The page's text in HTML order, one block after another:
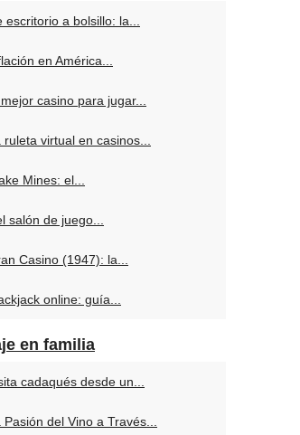
escritorio a bolsillo: la...
en América...
casino para jugar...
ruleta virtual en casinos...
Mines: el...
salón de juego...
Casino (1947): la...
online: guía...
en familia
cadaqués desde un...
Pasión del Vino a Través...